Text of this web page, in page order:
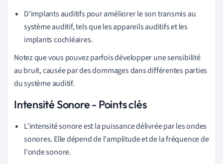
D'implants auditifs pour améliorer le son transmis au
système auditif, tels que les appareils auditifs et les
implants cochléaires.
Notez que vous pouvez parfois développer une sensibilité
au bruit, causée par des dommages dans différentes parties
du système auditif.
Intensité Sonore - Points clés
L'intensité sonore est la puissance délivrée par les ondes
sonores. Elle dépend de l'amplitude et de la fréquence de
l'onde sonore.